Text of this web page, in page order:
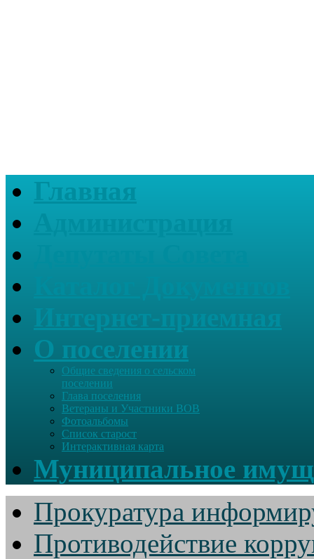
Главная
О поселении
Общие сведения о сельском
поселении
Глава поселения
Ветераны и Участники ВОВ
Фотоальбомы
Список старост
Интерактивная карта
Муниципальное
Прокуратура
Противодействие